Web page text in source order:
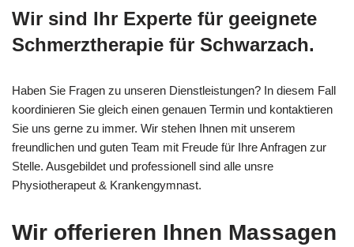
Wir sind Ihr Experte für geeignete
Schmerztherapie für Schwarzach.
Haben Sie Fragen zu unseren Dienstleistungen? In diesem Fall
koordinieren Sie gleich einen genauen Termin und kontaktieren
Sie uns gerne zu immer. Wir stehen Ihnen mit unserem
freundlichen und guten Team mit Freude für Ihre Anfragen zur
Stelle. Ausgebildet und professionell sind alle unsre
Physiotherapeut & Krankengymnast.
Wir offerieren Ihnen Massagen